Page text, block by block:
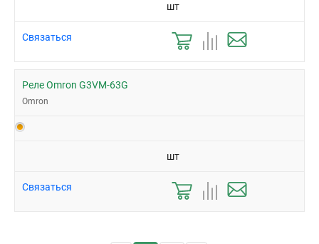
шт
Связаться
Реле Omron G3VM-63G
Omron
шт
Связаться